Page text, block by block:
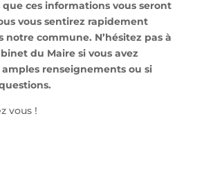
que ces informations vous seront
vous sentirez rapidement
notre commune. N’hésitez pas à
du Maire si vous avez
renseignements ou si
vous !